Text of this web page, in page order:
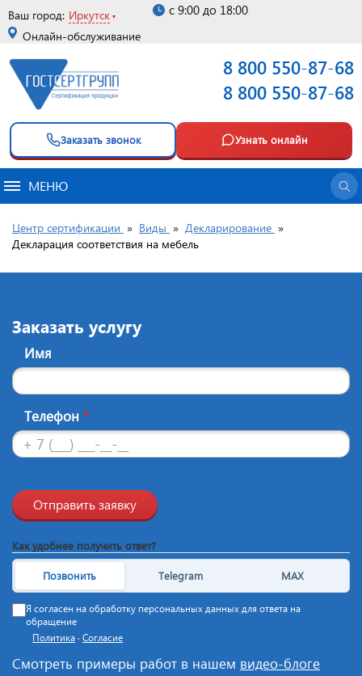
Ваш город: Иркутск
Онлайн-обслуживание
с 9:00 до 18:00
8 800 550-87-68
8 800 550-87-68
Заказать звонок Узнать онлайн
МЕНЮ
Центр сертификации » Виды » Декларирование »
Декларация соответствия на мебель
Заказать услугу
Имя
Телефон *
Отправить заявку
Как удобнее получить ответ?
Позвонить Telegram MAX
Я согласен на обработку персональных данных для ответа на
обращение
Политика · Согласие
Смотреть примеры работ в нашем видео-блоге